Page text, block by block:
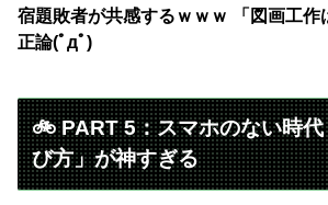
宿題敗者が共感するｗｗｗ 「図画工作
正論(ﾟдﾟ)
🚲 PART 5：スマホのない時
び方」が神すぎる